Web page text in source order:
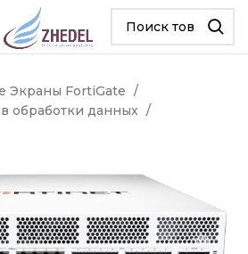
Экраны FortiGate
обработки данных